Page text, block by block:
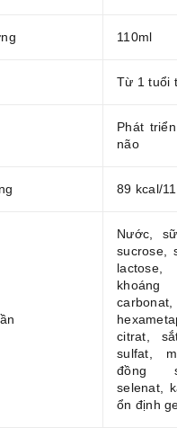
110ml
Từ 1 tuổi
Phát
não
89 kcal/
Nước,
sucrose,
citrat,
sulfat,
đồng
selenat,
ổn định